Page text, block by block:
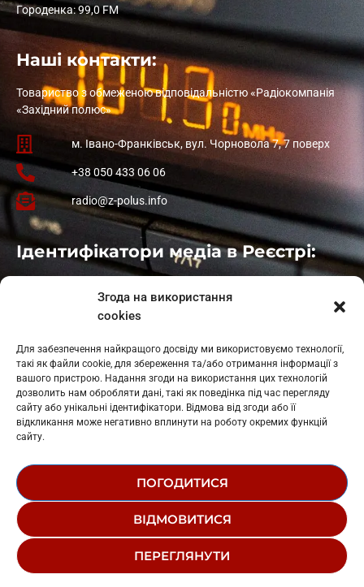
Згода на використання
cookies
Для забезпечення найкращого досвіду ми використовуємо технології,
такі як файли cookie, для збереження та/або отримання інформації з
вашого пристрою. Надання згоди на використання цих технологій
дозволить нам обробляти дані, такі як поведінка під час перегляду
сайту або унікальні ідентифікатори. Відмова від згоди або її
відкликання може негативно вплинути на роботу окремих функцій
сайту.
ПОГОДИТИСЯ
ВІДМОВИТИСЯ
ПЕРЕГЛЯНУТИ
Городенка: 99,0 FM
Наші контакти:
Товариство з обмеженою відповідальністю «Радіокомпанія
«Західний полюс»
м. Івано-Франківськ, вул. Чорновола 7, 7 поверх
+38 050 433 06 06
radio@z-polus.info
Ідентифікатори медіа в Реєстрі:
: L11-01410
: L11-01801
Косів: L11-01805
Гарасимів: L11-02274
© 1995-2026 РК «ЗАХІДНИЙ ПОЛЮС»
РЕДАКЦІЙНИЙ СТАТУТ
СТРУКТУРА ВЛАСНОСТІ